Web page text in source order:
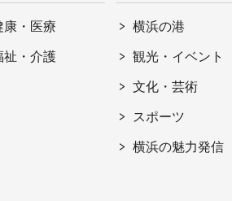
康・医療
祉・介護
横浜の港
観光・イベント
文化・芸術
スポーツ
横浜の魅力発信